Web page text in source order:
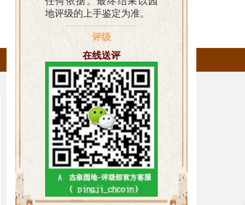
客服热线：0731-85500320
安支 会员充值
地评级的上手鉴定为准。
评级
在线送评